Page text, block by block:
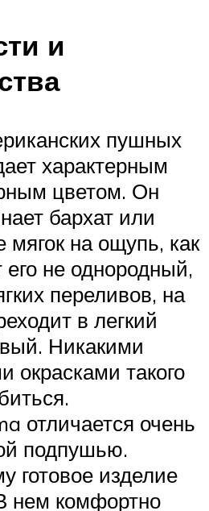
и
пушных
характерным
цветом. Он
бархат или
на ощупь, как
не однородный,
переливов, на
в легкий
Никакими
окрасками такого
отличается очень
подпушью.
готовое изделие
нем комфортно